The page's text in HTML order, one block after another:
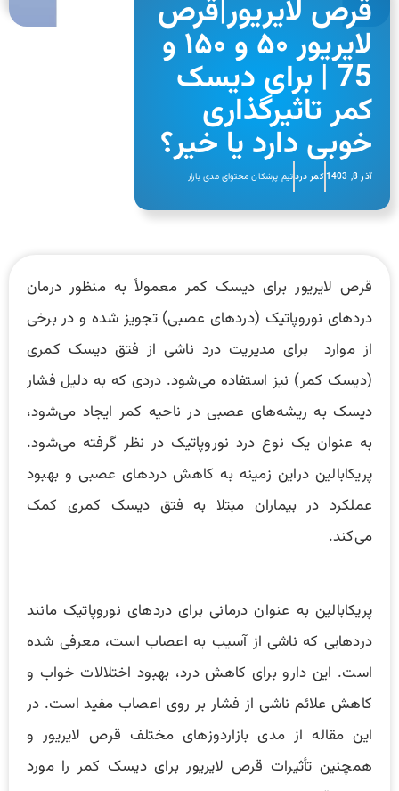
قرص لایریور|قرص
لایریور ۵۰ و ۱۵۰ و
75 | برای دیسک
کمر تاثیرگذاری
خوبی دارد یا خیر؟
آذر 8, 1403 کمر دردتیم پزشکان محتوای مدی بازار
قرص لایریور برای دیسک کمر معمولاً به منظور درمان
دردهای نوروپاتیک (دردهای عصبی) تجویز شده و در برخی
از موارد برای مدیریت درد ناشی از فتق دیسک کمری
(دیسک کمر) نیز استفاده می‌شود. دردی که به دلیل فشار
دیسک به ریشه‌های عصبی در ناحیه کمر ایجاد می‌شود،
به عنوان یک نوع درد نوروپاتیک در نظر گرفته می‌شود.
پریکابالین دراین زمینه به کاهش دردهای عصبی و بهبود
عملکرد در بیماران مبتلا به فتق دیسک کمری کمک
می‌کند.
پریکابالین به عنوان درمانی برای دردهای نوروپاتیک مانند
دردهایی که ناشی از آسیب به اعصاب است، معرفی شده
است. این دارو برای کاهش درد، بهبود اختلالات خواب و
کاهش علائم ناشی از فشار بر روی اعصاب مفید است. در
این مقاله از مدی بازاردوزهای مختلف قرص لایریور و
همچنین تأثیرات قرص لایریور برای دیسک کمر را مورد